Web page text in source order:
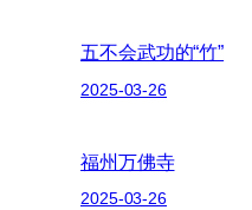
五不会武功的“竹”
2025-03-26
福州万佛寺
2025-03-26